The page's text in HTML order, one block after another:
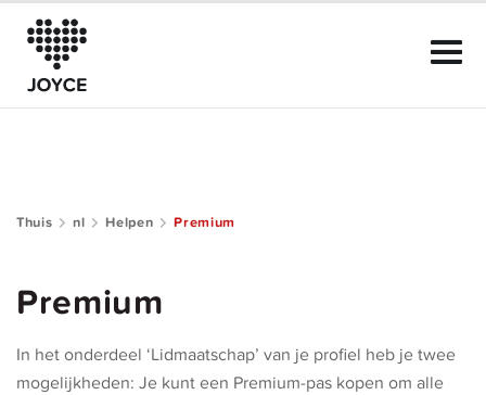
Thuis nl Helpen Premium
Premium
In het onderdeel ‘Lidmaatschap’ van je profiel heb je twee
mogelijkheden: Je kunt een Premium-pas kopen om alle
De Club
Onze Regels